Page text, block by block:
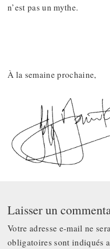
n’est pas un mythe.
À la semaine prochaine,
Laisser un
Votre adresse e-mail ne
obligatoires sont indiqués